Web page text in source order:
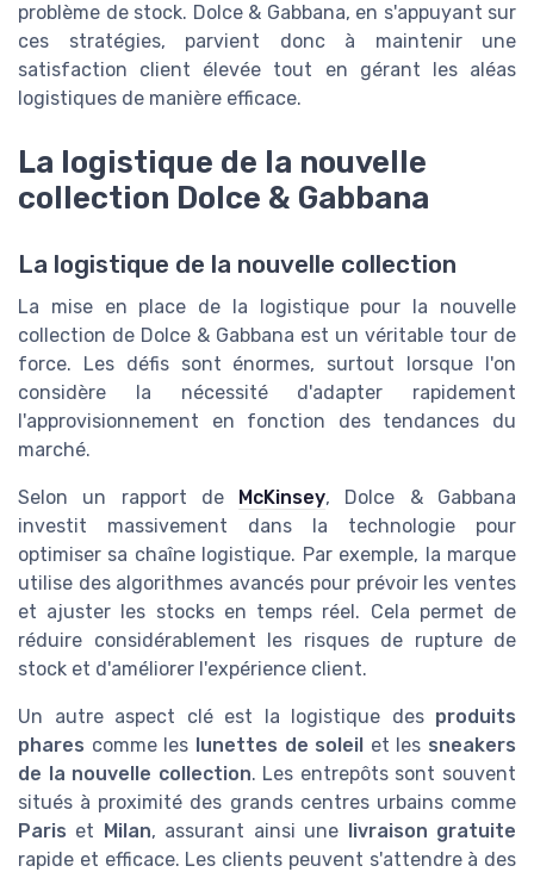
problème de stock. Dolce & Gabbana, en s'appuyant sur
ces stratégies, parvient donc à maintenir une
satisfaction client élevée tout en gérant les aléas
logistiques de manière efficace.
La logistique de la nouvelle
collection Dolce & Gabbana
La logistique de la nouvelle collection
La mise en place de la logistique pour la nouvelle
collection de Dolce & Gabbana est un véritable tour de
force. Les défis sont énormes, surtout lorsque l'on
considère la nécessité d'adapter rapidement
l'approvisionnement en fonction des tendances du
marché.
Selon un rapport de McKinsey, Dolce & Gabbana
investit massivement dans la technologie pour
optimiser sa chaîne logistique. Par exemple, la marque
utilise des algorithmes avancés pour prévoir les ventes
et ajuster les stocks en temps réel. Cela permet de
réduire considérablement les risques de rupture de
stock et d'améliorer l'expérience client.
Un autre aspect clé est la logistique des produits
phares comme les lunettes de soleil et les sneakers
de la nouvelle collection. Les entrepôts sont souvent
situés à proximité des grands centres urbains comme
Paris et Milan, assurant ainsi une
livraison gratuite
rapide et efficace. Les clients peuvent s'attendre à des